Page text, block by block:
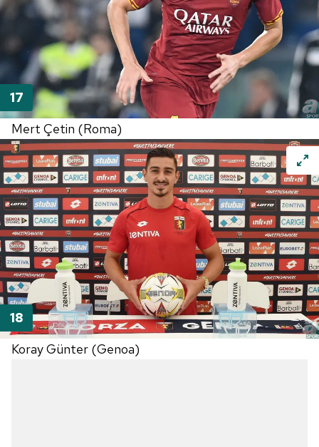
Mert Çetin (Roma)
Koray Günter (Genoa)